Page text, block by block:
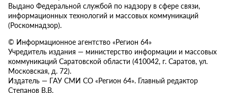
Выдано Федеральной службой по надзору в сфере связи,
информационных технологий и массовых коммуникаций
(Роскомнадзор).
© Информационное агентство «Регион 64»
Учредитель издания — министерство информации и массовых
коммуникаций Саратовской области (410042, г. Саратов, ул.
Московская, д. 72).
Издатель — ГАУ СМИ СО «Регион 64». Главный редактор
Степанов В.В.